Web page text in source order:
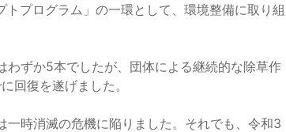
プログラム」の一環として、環境整備に取り組
ずか5本でしたが、団体による継続的な除草作
回復を遂げました。
一時消滅の危機に陥りました。それでも、令和3